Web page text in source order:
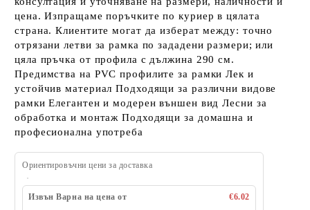
цена. Изпращаме поръчките по куриер в цялата
страна. Клиентите могат да изберат между: точно
отрязани летви за рамка по зададени размери; или
цяла пръчка от профила с дължина 290 см.
Предимства на PVC профилите за рамки Лек и
устойчив материал Подходящи за различни видове
рамки Елегантен и модерен външен вид Лесни за
обработка и монтаж Подходящи за домашна и
професионална употреба
Ориентировъчни цени за доставка
Извън Варна на цена от
€6.02